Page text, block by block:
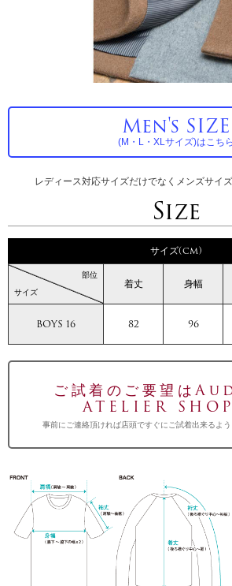
Men's SIZE
(M・L・XLサイズ)はこちら
レディース対応サイズだけでなくメンズサイ
Size
サイズ(cm)
サイズ
部位
着丈 身幅
BOYS 16 82 96
ご試着のご要望は
ATELIER
事前にご連絡頂ければ店頭ですぐにご試着出来るよ